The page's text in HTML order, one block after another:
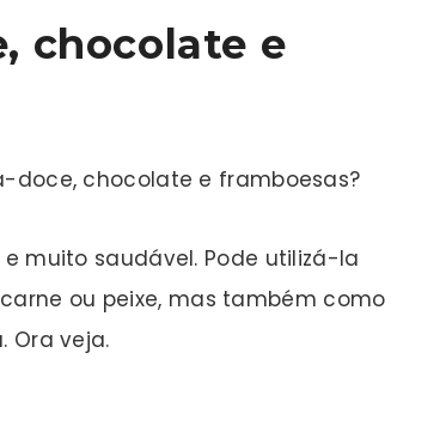
chocolate e
doce, chocolate e framboesas?
muito saudável. Pode utilizá-la
ou peixe, mas também como
Ora veja.